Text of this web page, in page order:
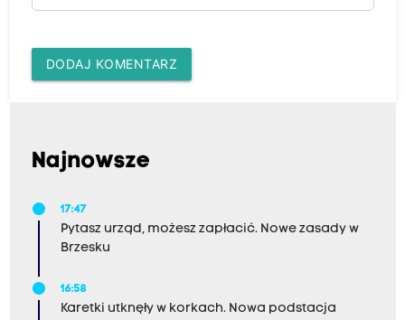
DODAJ KOMENTARZ
Najnowsze
17:47
Pytasz urząd, możesz zapłacić. Nowe zasady w
Brzesku
16:58
Karetki utknęły w korkach. Nowa podstacja